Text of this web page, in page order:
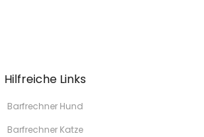
Hilfreiche Links
Barfrechner Hund
Barfrechner Katze